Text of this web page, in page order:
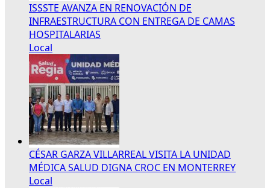
ISSSTE AVANZA EN RENOVACIÓN DE
INFRAESTRUCTURA CON ENTREGA DE CAMAS
HOSPITALARIAS
Local
CÉSAR GARZA VILLARREAL VISITA LA UNIDAD
MÉDICA SALUD DIGNA CROC EN MONTERREY
Local